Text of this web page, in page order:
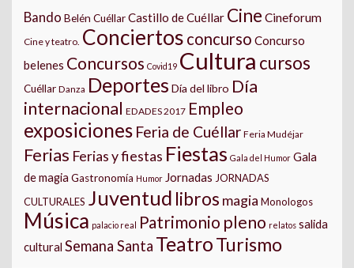
Bando Belén CuéllarCastillo de Cuéllar Cine Cineforum
Cine y teatro. Conciertos concurso Concurso
belenes Concursos Covid19 Cultura cursos
Cuéllar Danza Deportes Día del libro Día
internacional EDADES 2017 Empleo
exposiciones Feria de Cuéllar Feria Mudéjar
Ferias Ferias y fiestas Fiestas Gala del Humor Gala
de magia Gastronomía Humor Jornadas JORNADAS
CULTURALES Juventud libros magia Monologos
Música palacio real Patrimonio pleno relatos salida
cultural Semana Santa TeatroTurismo